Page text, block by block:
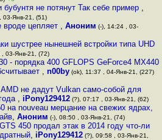
не потянут Так себе пример ,
03-Янв-21, (51)
цепляет , Аноним (-), 14:24 , 03-
шустрее нынешней встройки типа UHD
03-Янв-21, (72)
- порядка 400 GFLOPS GeForce4 MX440
, n00by(ok), 11:37 , 04-Янв-21, (227)
не дадут Vulkan само-собой для
, iPony129412 (?), 07:17 , 03-Янв-21, (62)
на nouveau мерцание на свежих ядрах,
,Аноним (-), 08:50 , 03-Янв-21, (74)
450 продал этак в 2014 году что-ли
, iPony129412(?), 09:58 , 03-Янв-21,